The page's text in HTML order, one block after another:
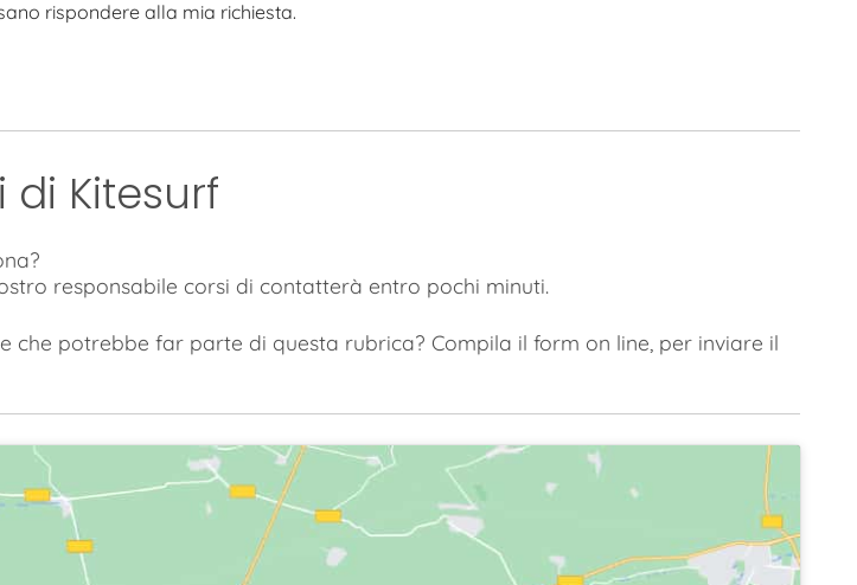
rispondere alla mia richiesta.
di Kitesurf
responsabile corsi di contatterà entro pochi minuti.
che potrebbe far parte di questa rubrica? Compila il form on line, per inviare il